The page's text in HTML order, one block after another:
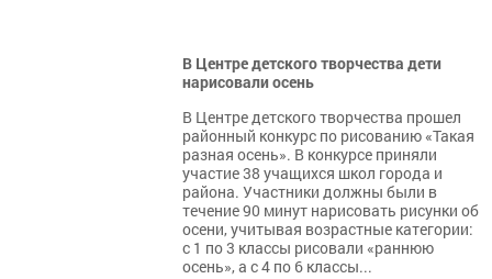
В Центре детского творчества дети
нарисовали осень
В Центре детского творчества прошел
районный конкурс по рисованию «Такая
разная осень». В конкурсе приняли
участие 38 учащихся школ города и
района. Участники должны были в
течение 90 минут нарисовать рисунки об
осени, учитывая возрастные категории:
с 1 по 3 классы рисовали «раннюю
осень», а с 4 по 6 классы...